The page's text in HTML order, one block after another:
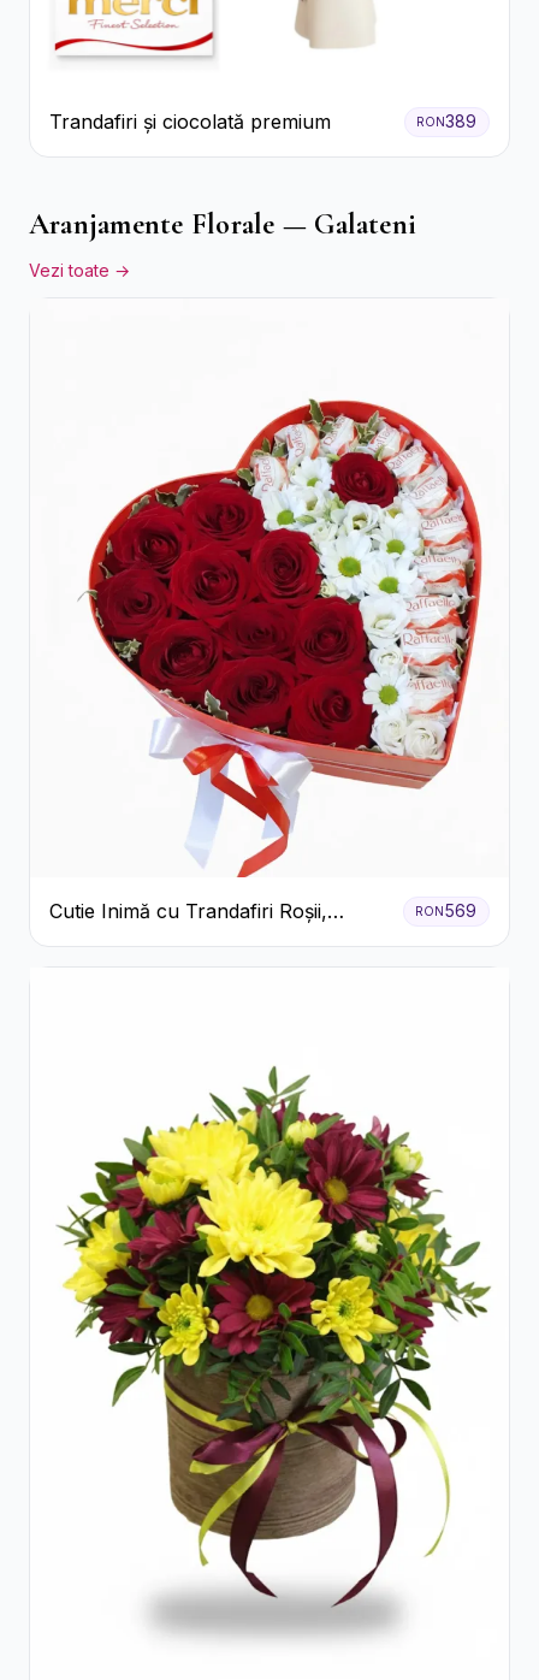
Trandafiri și ciocolată premium RON389
Aranjamente Florale — Galateni
Vezi toate →
Cutie Inimă cu Trandafiri Roșii,
Crizanteme Albe și Bomboane
Raffaello
RON569